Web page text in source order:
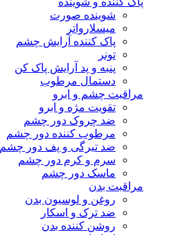
شوینده صورت
میسلارواتر
پاک کننده آرایش چشم
تونر
پنبه و پد آرایش پاک کن
دستمال مرطوب
مراقبت چشم و ابرو
تقویت مژه و ابرو
ضد چروک دور چشم
مرطوب کننده دور چشم
ضد تیرگی و پف دور چشم
سرم و کرم دور چشم
ماسک دور چشم
مراقبت بدن
روغن و لوسیون بدن
ضد ترک و اسکار
روشن کننده بدن